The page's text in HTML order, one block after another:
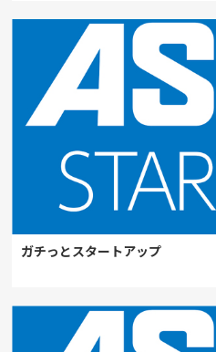
ガチっとスタートアップ